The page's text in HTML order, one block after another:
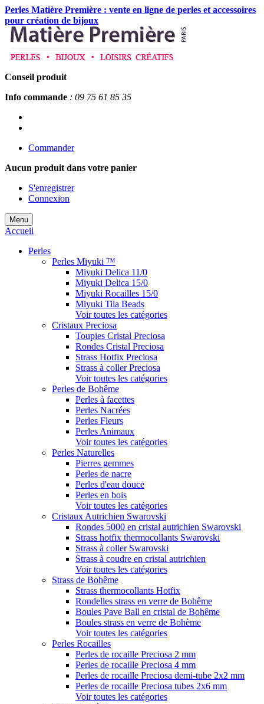
Perles Matière Première : vente en ligne de perles et accessoires
pour création de bijoux
Conseil produit
Info commande : 09 75 61 85 35
Commander
Aucun produit dans votre panier
S'enregistrer
Connexion
Menu
Accueil
Perles
Perles Miyuki ™
Miyuki Delica 11/0
Miyuki Delica 15/0
Miyuki Rocailles 15/0
Miyuki Tila Beads
Voir toutes les catégories
Cristaux Preciosa
Toupies Cristal Preciosa
Rondes Cristal Preciosa
Strass Hotfix Preciosa
Strass à coller Preciosa
Voir toutes les catégories
Perles de Bohême
Perles à facettes
Perles Nacrées
Perles Fleurs
Perles Animaux
Voir toutes les catégories
Perles Naturelles
Pierres gemmes
Perles de nacre
Perles d'eau douce
Perles en bois
Voir toutes les catégories
Cristaux Autrichien Swarovski
Rondes 5000 en cristal autrichien Swarovski
Strass hotfix thermocollants Swarovski
Strass à coller Swarovski
Strass à coudre en cristal autrichien
Voir toutes les catégories
Strass de Bohême
Strass thermocollants Hotfix
Rondelles strass en verre de Bohême
Boules Pave Ball en cristal de Bohême
Boules strass en verre de Bohème
Voir toutes les catégories
Perles Rocailles
Perles de rocaille Preciosa 2 mm
Perles de rocaille Preciosa 4 mm
Perles de rocaille Preciosa demi-tube 2x2 mm
Perles de rocaille Preciosa tubes 2x6 mm
Voir toutes les catégories